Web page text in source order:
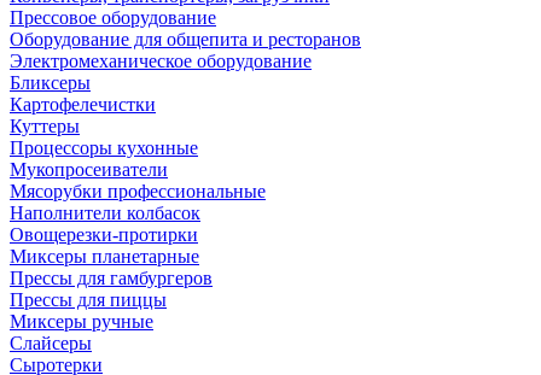
Прессовое оборудование
Оборудование для общепита и ресторанов
Электромеханическое оборудование
Бликсеры
Картофелечистки
Куттеры
Процессоры кухонные
Мукопросеиватели
Мясорубки профессиональные
Наполнители колбасок
Овощерезки-протирки
Миксеры планетарные
Прессы для гамбургеров
Прессы для пиццы
Миксеры ручные
Слайсеры
Сыротерки